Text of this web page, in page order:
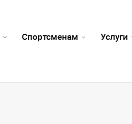
Спортсменам Услуги